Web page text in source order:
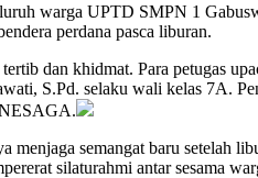
warga UPTD SMPN 1
perdana pasca liburan.
dan khidmat. Para petugas
S.Pd. selaku wali kelas 7A.
NESAGA.
menjaga semangat baru
silaturahmi antar sesama